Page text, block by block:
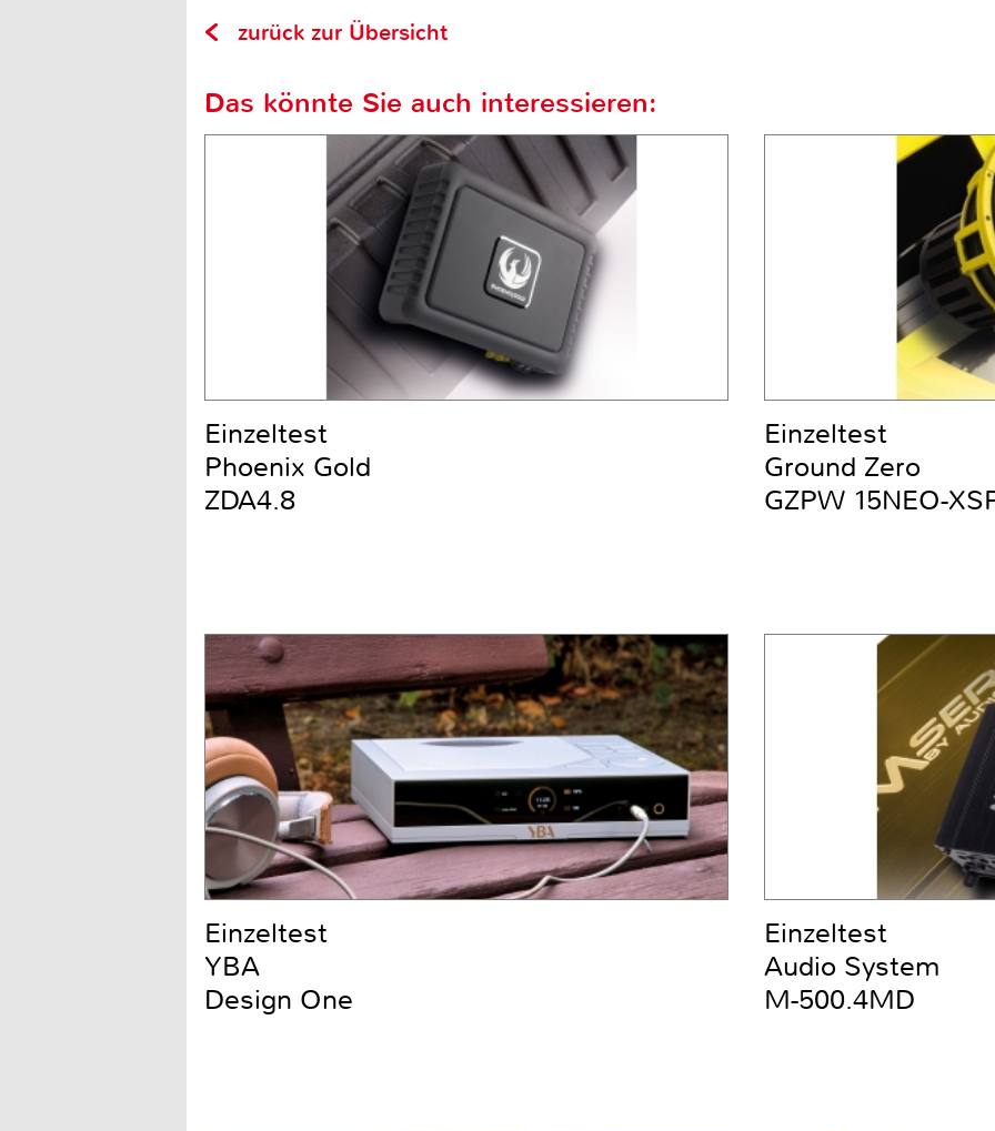
zurück zur Übersicht
Das könnte Sie auch interessieren:
Einzeltest
Phoenix Gold
ZDA4.8
Einzeltest
Ground Zero
GZPW 15NEO-
Einzeltest
YBA
Design One
Einzeltest
Audio System
M-500.4MD